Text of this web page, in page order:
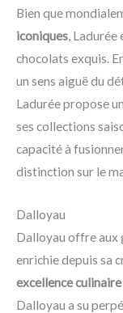
Bien que
iconiques, Ladurée
chocolats exquis.
un sens aiguë du
Ladurée propose
ses collections
capacité à
distinction sur le
Dalloyau
Dalloyau offre aux
enrichie depuis sa
excellence
Dalloyau a su